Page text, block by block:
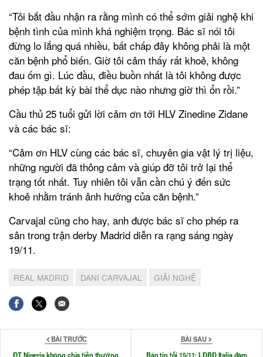
“Tôi bắt đầu nhận ra rằng mình có thể sớm giải nghệ khi
bệnh tình của mình khá nghiệm trọng. Bác sĩ nói tôi
đừng lo lắng quá nhiều, bất chấp đây không phải là một
căn bệnh phổ biến. Giờ tôi cảm thấy rất khoẻ, không
đau ốm gì. Lúc đầu, điều buồn nhất là tôi không được
phép tập bất kỳ bài thể dục nào nhưng giờ thì ổn rồi.”
Cầu thủ 25 tuổi gửi lời cảm ơn tới HLV Zinedine Zidane
và các bác sĩ:
“Cảm ơn HLV cùng các bác sĩ, chuyên gia vật lý trị liệu,
những người đã thông cảm và giúp đỡ tôi trở lại thể
trạng tốt nhất. Tuy nhiên tôi vẫn cần chú ý đến sức
khoẻ nhằm tránh ảnh hưởng của căn bệnh.”
Carvajal cũng cho hay, anh được bác sĩ cho phép ra
sân trong trận derby Madrid diễn ra rạng sáng ngày
19/11.
REAL MADRID DANI CARVAJAL GIẢI NGHỆ
BÀI TRƯỚC
ĐT Nigeria không chia tiền thưởng
BÀI SAU
Bản tin tối 15/11: LĐBĐ Italia đàm